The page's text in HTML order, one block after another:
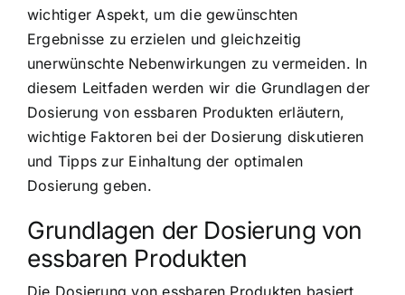
wichtiger Aspekt, um die gewünschten
Ergebnisse zu erzielen und gleichzeitig
unerwünschte Nebenwirkungen zu vermeiden. In
diesem Leitfaden werden wir die Grundlagen der
Dosierung von essbaren Produkten erläutern,
wichtige Faktoren bei der Dosierung diskutieren
und Tipps zur Einhaltung der optimalen
Dosierung geben.
Grundlagen der Dosierung von
essbaren Produkten
Die Dosierung von essbaren Produkten basiert